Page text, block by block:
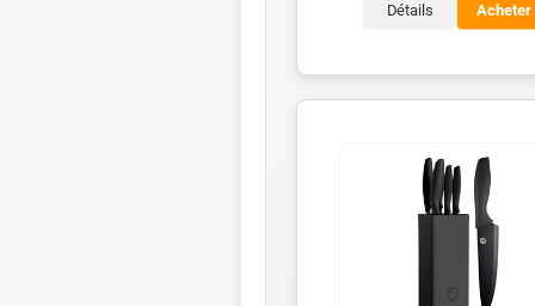
Détails Acheter